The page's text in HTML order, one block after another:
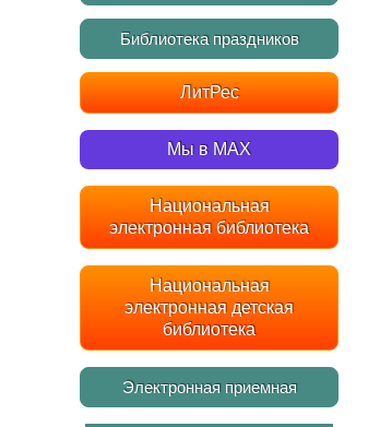
Библиотека праздников
ЛитРес
Мы в MAX
Национальная
электронная библиотека
Национальная
электронная детская
библиотека
Электронная приемная